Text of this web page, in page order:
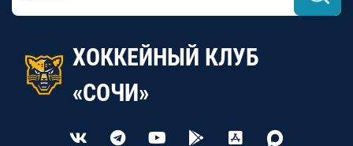
ХОККЕЙНЫЙ КЛУБ
«СОЧИ»